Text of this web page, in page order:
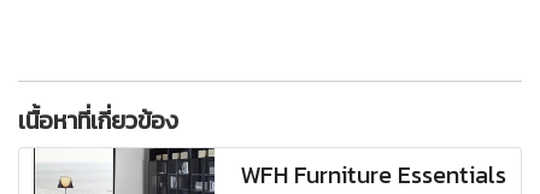
เนื้อหาที่เกี่ยวข้อง
WFH Furniture Essentials